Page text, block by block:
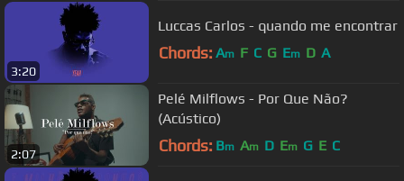
3:20
Luccas Carlos - quando me encontrar
Chords: Am F C G Em D A
2:07
Pelé Milflows - Por Que Não?
(Acústico)
Chords: Bm Am D Em G E C